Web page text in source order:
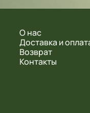
О нас
Доставка и
Возврат
Контакты